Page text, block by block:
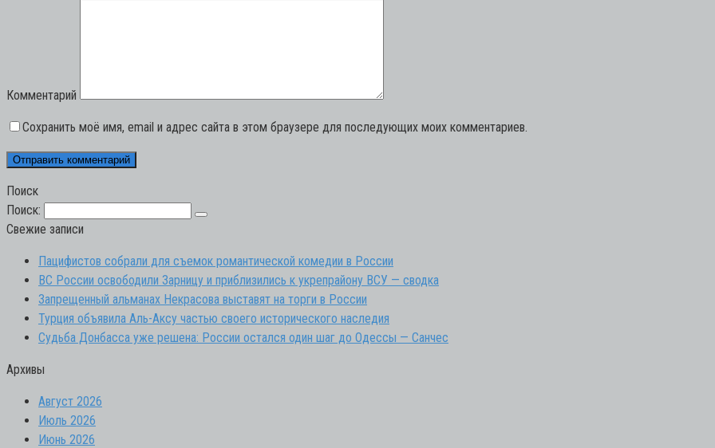
Комментарий
Сохранить моё имя, email и адрес сайта в этом браузере для последующих моих комментариев.
Поиск
Поиск:
Свежие записи
Пацифистов собрали для съемок романтической комедии в России
ВС России освободили Зарницу и приблизились к укрепрайону ВСУ — сводка
Запрещенный альманах Некрасова выставят на торги в России
Турция объявила Аль-Аксу частью своего исторического наследия
Судьба Донбасса уже решена: России остался один шаг до Одессы — Санчес
Архивы
Август 2026
Июль 2026
Июнь 2026